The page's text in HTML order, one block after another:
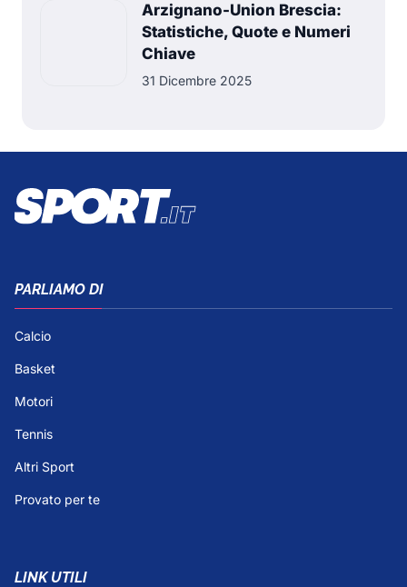
Arzignano-Union Brescia:
Statistiche, Quote e Numeri
Chiave
31 Dicembre 2025
PARLIAMO DI
Calcio
Basket
Motori
Tennis
Altri Sport
Provato per te
LINK UTILI